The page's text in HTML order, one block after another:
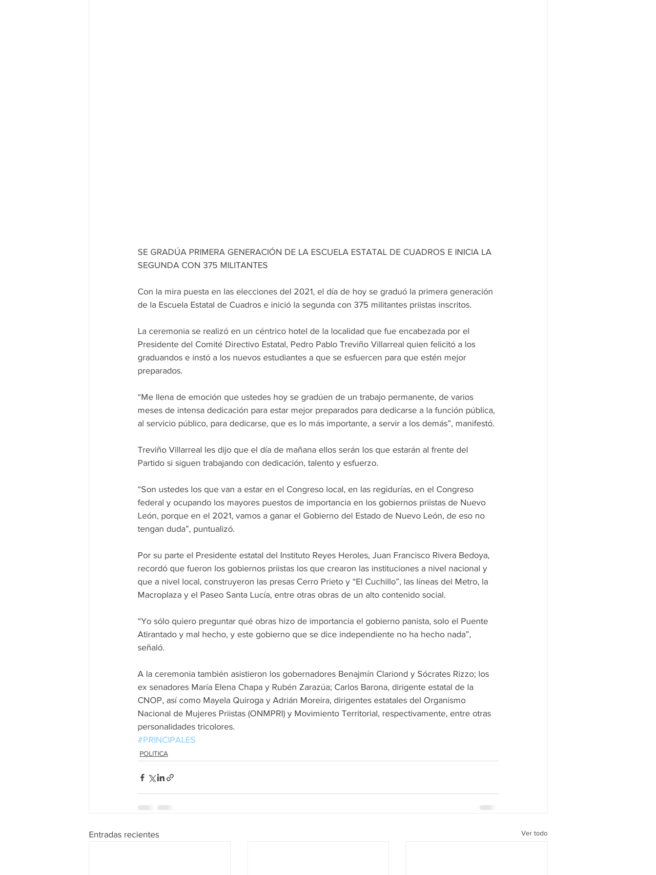
SE GRADÚA PRIMERA GENERACIÓN DE LA ESCUELA ESTATAL DE CUADROS E INICIA LA
SEGUNDA CON 375 MILITANTES
Con la mira puesta en las elecciones del 2021, el día de hoy se graduó la primera generación
de la Escuela Estatal de Cuadros e inició la segunda con 375 militantes priistas inscritos.
La ceremonia se realizó en un céntrico hotel de la localidad que fue encabezada por el
Presidente del Comité Directivo Estatal, Pedro Pablo Treviño Villarreal quien felicitó a los
graduandos e instó a los nuevos estudiantes a que se esfuercen para que estén mejor
preparados.
“Me llena de emoción que ustedes hoy se gradúen de un trabajo permanente, de varios
meses de intensa dedicación para estar mejor preparados para dedicarse a la función pública,
al servicio público, para dedicarse, que es lo más importante, a servir a los demás”, manifestó.
Treviño Villarreal les dijo que el día de mañana ellos serán los que estarán al frente del
Partido si siguen trabajando con dedicación, talento y esfuerzo.
“Son ustedes los que van a estar en el Congreso local, en las regidurías, en el Congreso
federal y ocupando los mayores puestos de importancia en los gobiernos priistas de Nuevo
León, porque en el 2021, vamos a ganar el Gobierno del Estado de Nuevo León, de eso no
tengan duda”, puntualizó.
Por su parte el Presidente estatal del Instituto Reyes Heroles, Juan Francisco Rivera Bedoya,
recordó que fueron los gobiernos priistas los que crearon las instituciones a nivel nacional y
que a nivel local, construyeron las presas Cerro Prieto y “El Cuchillo”, las líneas del Metro, la
Macroplaza y el Paseo Santa Lucía, entre otras obras de un alto contenido social.
“Yo sólo quiero preguntar qué obras hizo de importancia el gobierno panista, solo el Puente
Atirantado y mal hecho, y este gobierno que se dice independiente no ha hecho nada”,
señaló.
A la ceremonia también asistieron los gobernadores Benajmín Clariond y Sócrates Rizzo; los
ex senadores María Elena Chapa y Rubén Zarazúa; Carlos Barona, dirigente estatal de la
CNOP, así como Mayela Quiroga y Adrián Moreira, dirigentes estatales del Organismo
Nacional de Mujeres Priistas (ONMPRI) y Movimiento Territorial, respectivamente, entre otras
personalidades tricolores.
#PRINCIPALES
POLITICA
Entradas recientes Ver todo